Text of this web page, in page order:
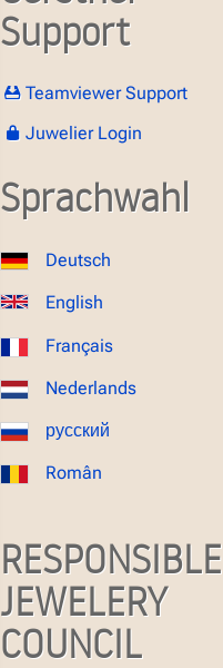
Support
Teamviewer Support
Juwelier Login
Sprachwahl
Deutsch
English
Français
Nederlands
русский
Român
RESPONSIBLE
JEWELERY
COUNCIL